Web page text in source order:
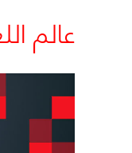
عالم